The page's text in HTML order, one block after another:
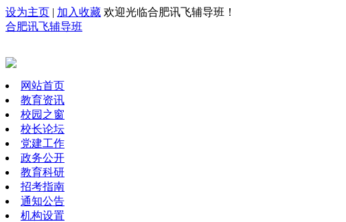
设为主页 | 加入收藏 欢迎光临合肥讯飞辅导班！
合肥讯飞辅导班
网站首页
教育资讯
校园之窗
校长论坛
党建工作
政务公开
教育科研
招考指南
通知公告
机构设置